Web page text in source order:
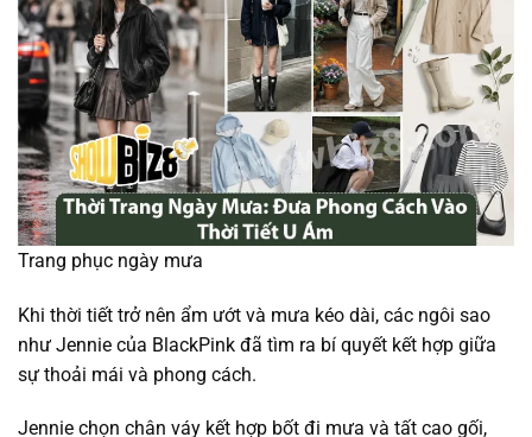
Trang phục ngày mưa
Khi thời tiết trở nên ẩm ướt và mưa kéo dài, các ngôi sao
như Jennie của BlackPink đã tìm ra bí quyết kết hợp giữa
sự thoải mái và phong cách.
Jennie chọn chân váy kết hợp bốt đi mưa và tất cao gối,